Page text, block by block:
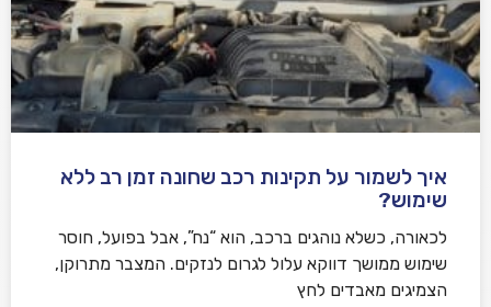
איך לשמור על תקינות רכב שחונה זמן רב ללא
שימוש?
לכאורה, כשלא נוהגים ברכב, הוא “נח”, אבל בפועל, חוסר
שימוש ממושך דווקא עלול לגרום לנזקים. המצבר מתרוקן,
הצמיגים מאבדים לחץ